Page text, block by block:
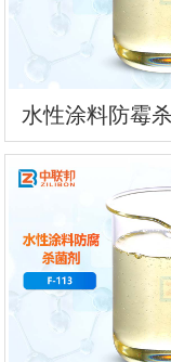
水性涂料防霉